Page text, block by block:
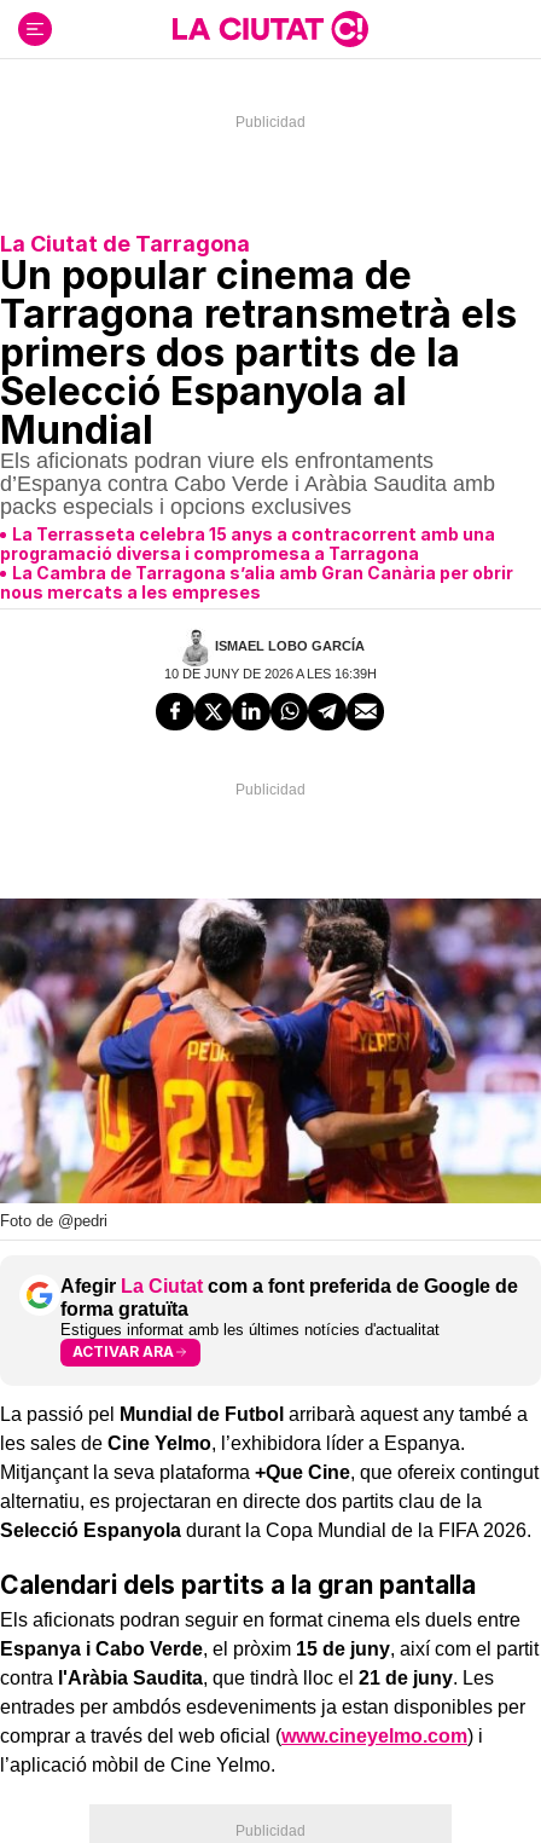
contenido
La Ciutat de Tarragona
Un popular cinema de
Tarragona retransmetrà els
primers dos partits de la
Selecció Espanyola al
Mundial
Els aficionats podran viure els enfrontaments
d’Espanya contra Cabo Verde i Aràbia Saudita amb
packs especials i opcions exclusives
La Terrasseta celebra 15 anys a contracorrent amb una
programació diversa i compromesa a Tarragona
La Cambra de Tarragona s’alia amb Gran Canària per obrir
nous mercats a les empreses
ISMAEL LOBO GARCÍA
10 DE JUNY DE 2026 A LES 16:39H
Foto de @pedri
Afegir La Ciutat com a font preferida de Google de
forma gratuïta
Estigues informat amb les últimes notícies d'actualitat
ACTIVAR ARA
La passió pel Mundial de Futbol arribarà aquest any també a
les sales de Cine Yelmo, l’exhibidora líder a Espanya.
Mitjançant la seva plataforma +Que Cine, que ofereix contingut
alternatiu, es projectaran en directe dos partits clau de la
Selecció Espanyola durant la Copa Mundial de la FIFA 2026.
Calendari dels partits a la gran pantalla
Els aficionats podran seguir en format cinema els duels entre
Espanya i Cabo Verde, el pròxim 15 de juny, així com el partit
contra l'Aràbia Saudita, que tindrà lloc el 21 de juny. Les
entrades per ambdós esdeveniments ja estan disponibles per
comprar a través del web oficial (www.cineyelmo.com) i
l’aplicació mòbil de Cine Yelmo.